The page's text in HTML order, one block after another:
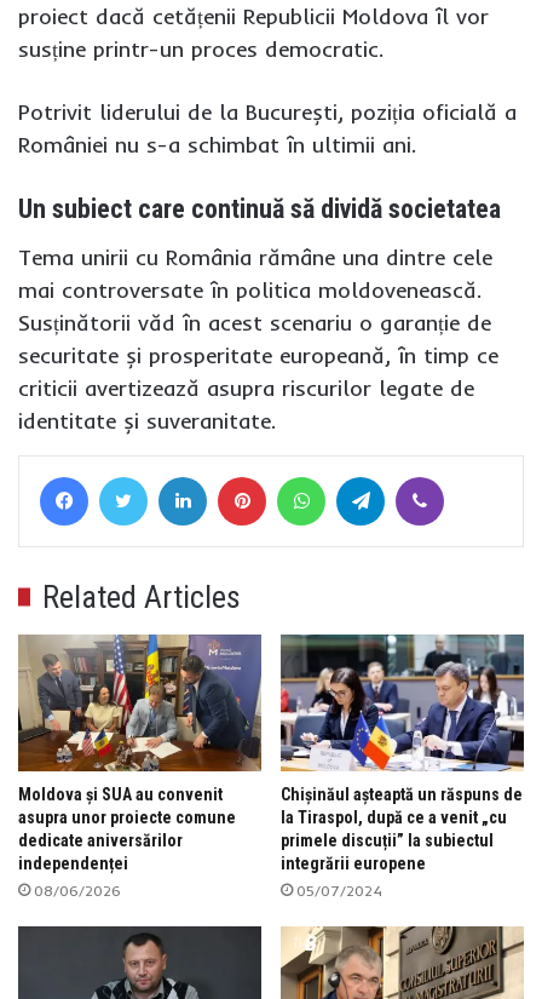
proiect dacă cetățenii Republicii Moldova îl vor
susține printr-un proces democratic.
Potrivit liderului de la București, poziția oficială a
României nu s-a schimbat în ultimii ani.
Un subiect care continuă să dividă societatea
Tema unirii cu România rămâne una dintre cele
mai controversate în politica moldovenească.
Susținătorii văd în acest scenariu o garanție de
securitate și prosperitate europeană, în timp ce
criticii avertizează asupra riscurilor legate de
identitate și suveranitate.
FacebookTwitter LinkedIn Pinterest WhatsAppTelegram
Related Articles
Moldova și SUA au convenit
asupra unor proiecte comune
dedicate aniversărilor
independenței
08/06/2026
Chișinăul așteaptă un răspuns de
la Tiraspol, după ce a venit „cu
primele discuții” la subiectul
integrării europene
05/07/2024